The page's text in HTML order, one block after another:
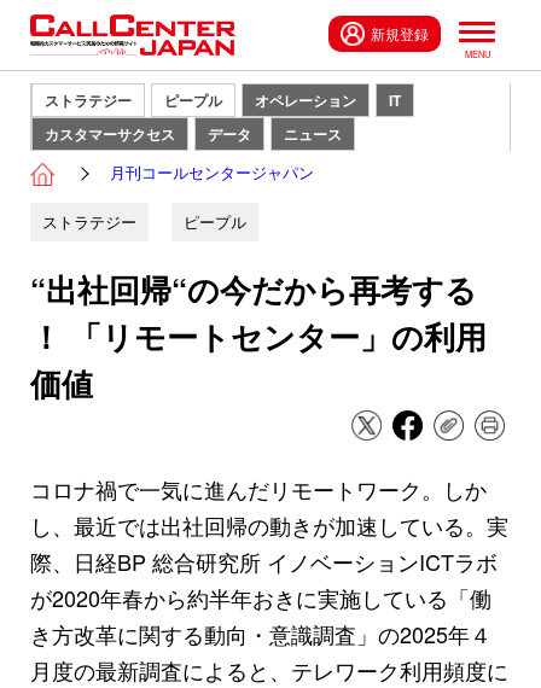
新規登録
ストラテジー ピープル オペレーション
IT
カスタマーサクセス
データ ニュース
月刊コールセンタージャパン
ストラテジー ピープル
“出社回帰“の今だから再考する
！ 「リモートセンター」の利用
価値
コロナ禍で一気に進んだリモートワーク。しか
し、最近では出社回帰の動きが加速している。実
際、日経BP 総合研究所 イノベーションICTラボ
が2020年春から約半年おきに実施している「働
き方改革に関する動向・意識調査」の2025年４
月度の最新調査によると、テレワーク利用頻度に